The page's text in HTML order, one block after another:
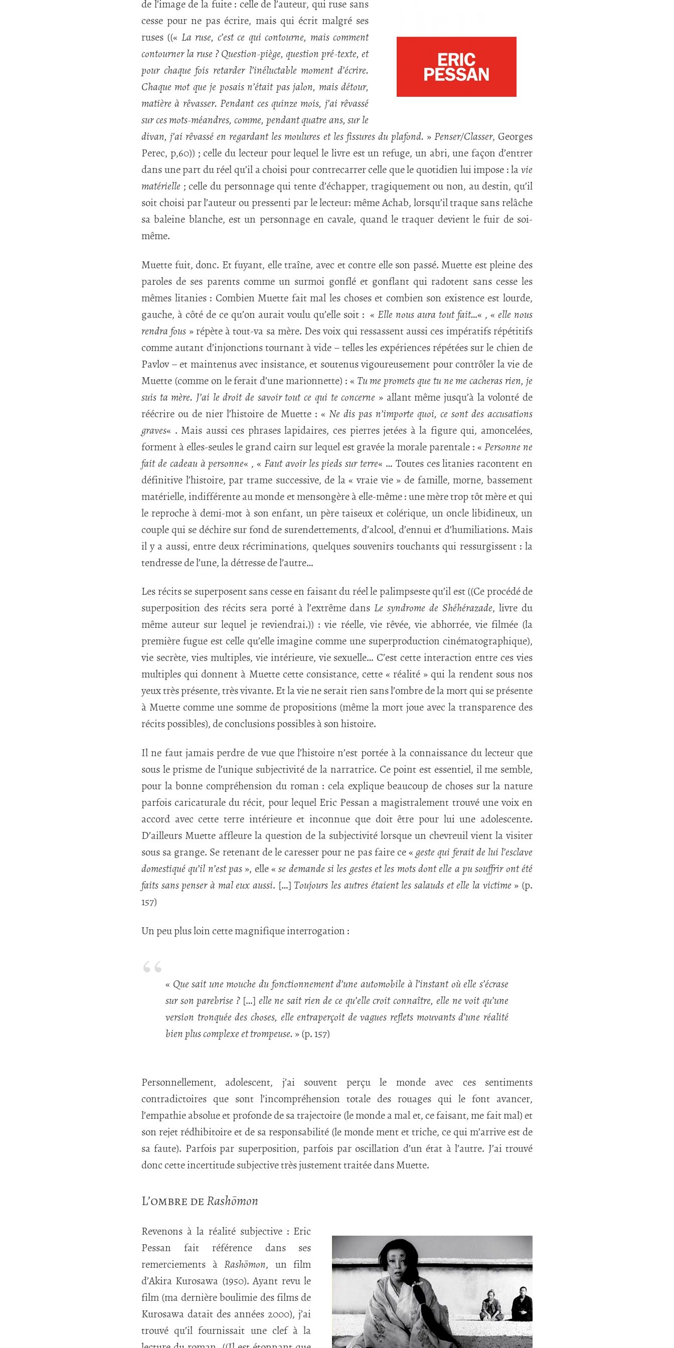
de l’image de la fuite : celle de l’auteur, qui ruse sans
cesse pour ne pas écrire, mais qui écrit malgré ses
ruses ((« La ruse, c’est ce qui contourne, mais comment
contourner la ruse ? Question-piège, question pré-texte, et
pour chaque fois retarder l’inéluctable moment d’écrire.
Chaque mot que je posais n’était pas jalon, mais détour,
matière à rêvasser. Pendant ces quinze mois, j’ai rêvassé
sur ces mots-méandres, comme, pendant quatre ans, sur le
divan, j’ai rêvassé en regardant les moulures et les fissures du plafond. » Penser/Classer, Georges
Perec, p,60)) ; celle du lecteur pour lequel le livre est un refuge, un abri, une façon d’entrer
dans une part du réel qu’il a choisi pour contrecarrer celle que le quotidien lui impose : lavie
matérielle ; celle du personnage qui tente d’échapper, tragiquement ou non, au destin, qu’il
soit choisi par l’auteur ou pressenti par le lecteur: même Achab, lorsqu’il traque sans relâche
sa baleine blanche, est un personnage en cavale, quand le traquer devient le fuir de soi-
même.
Muette fuit, donc. Et fuyant, elle traîne, avec et contre elle son passé. Muette est pleine des
paroles de ses parents comme un surmoi gonflé et gonflant qui radotent sans cesse les
mêmes litanies : Combien Muette fait mal les choses et combien son existence est lourde,
gauche, à côté de ce qu’on aurait voulu qu’elle soit : «Elle nous aura tout fait…« , «elle nous
rendra fous » répète à tout-va sa mère. Des voix qui ressassent aussi ces impératifs répétitifs
comme autant d’injonctions tournant à vide – telles les expériences répétées sur le chien de
Pavlov – et maintenus avec insistance, et soutenus vigoureusement pour contrôler la vie de
Muette (comme on le ferait d’une marionnette) : « Tu me promets que tu ne me cacheras rien, je
suis ta mère. J’ai le droit de savoir tout ce qui te concerne » allant même jusqu’à la volonté de
réécrire ou de nier l’histoire de Muette : « Ne dis pas n’importe quoi, ce sont des accusations
graves« . Mais aussi ces phrases lapidaires, ces pierres jetées à la figure qui, amoncelées,
forment à elles-seules le grand cairn sur lequel est gravée la morale parentale : «Personne ne
fait de cadeau à personne« , « Faut avoir les pieds sur terre« … Toutes ces litanies racontent en
définitive l’histoire, par trame successive, de la « vraie vie » de famille, morne, bassement
matérielle, indifférente au monde et mensongère à elle-même : une mère trop tôt mère et qui
le reproche à demi-mot à son enfant, un père taiseux et colérique, un oncle libidineux, un
couple qui se déchire sur fond de surendettements, d’alcool, d’ennui et d’humiliations. Mais
il y a aussi, entre deux récriminations, quelques souvenirs touchants qui ressurgissent : la
tendresse de l’une, la détresse de l’autre…
Les récits se superposent sans cesse en faisant du réel le palimpseste qu’il est ((Ce procédé de
superposition des récits sera porté à l’extrême dans Le syndrome de Shéhérazade, livre du
même auteur sur lequel je reviendrai.)) : vie réelle, vie rêvée, vie abhorrée, vie filmée (la
première fugue est celle qu’elle imagine comme une superproduction cinématographique),
vie secrète, vies multiples, vie intérieure, vie sexuelle… C’est cette interaction entre ces vies
multiples qui donnent à Muette cette consistance, cette « réalité » qui la rendent sous nos
yeux très présente, très vivante. Et la vie ne serait rien sans l’ombre de la mort qui se présente
à Muette comme une somme de propositions (même la mort joue avec la transparence des
récits possibles), de conclusions possibles à son histoire.
Il ne faut jamais perdre de vue que l’histoire n’est portée à la connaissance du lecteur que
sous le prisme de l’unique subjectivité de la narratrice. Ce point est essentiel, il me semble,
pour la bonne compréhension du roman : cela explique beaucoup de choses sur la nature
parfois caricaturale du récit, pour lequel Eric Pessan a magistralement trouvé une voix en
accord avec cette terre intérieure et inconnue que doit être pour lui une adolescente.
D’ailleurs Muette affleure la question de la subjectivité lorsque un chevreuil vient la visiter
sous sa grange. Se retenant de le caresser pour ne pas faire ce «geste qui ferait de lui l’esclave
domestiqué qu’il n’est pas », elle «se demande si les gestes et les mots dont elle a pu souffrir ont été
faits sans penser à mal eux aussi. […] Toujours les autres étaient les salauds et elle la victime » (p.
157)
Un peu plus loin cette magnifique interrogation :
« Que sait une mouche du fonctionnement d’une automobile à l’instant où elle s’écrase
sur son parebrise ?[…] elle ne sait rien de ce qu’elle croit connaître, elle ne voit qu’une
version tronquée des choses, elle entraperçoit de vagues reflets mouvants d’une réalité
bien plus complexe et trompeuse. » (p. 157)
Personnellement, adolescent, j’ai souvent perçu le monde avec ces sentiments
contradictoires que sont l’incompréhension totale des rouages qui le font avancer,
l’empathie absolue et profonde de sa trajectoire (le monde a mal et, ce faisant, me fait mal) et
son rejet rédhibitoire et de sa responsabilité (le monde ment et triche, ce qui m’arrive est de
sa faute). Parfois par superposition, parfois par oscillation d’un état à l’autre. J’ai trouvé
donc cette incertitude subjective très justement traitée dans Muette.
L’ombre de Rashōmon
Revenons à la réalité subjective : Eric
Pessan fait référence dans ses
remerciements àRashōmon, un film
d’Akira Kurosawa (1950). Ayant revu le
film (ma dernière boulimie des films de
Kurosawa datait des années 2000), j’ai
trouvé qu’il fournissait une clef à la